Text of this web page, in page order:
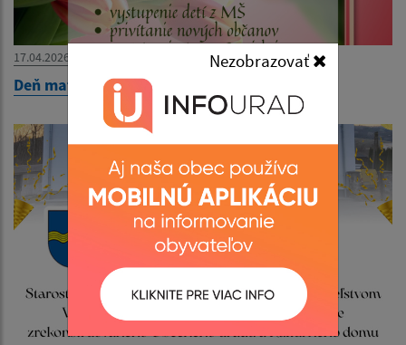
Nezobrazovať
17.04.2026
Deň matiek